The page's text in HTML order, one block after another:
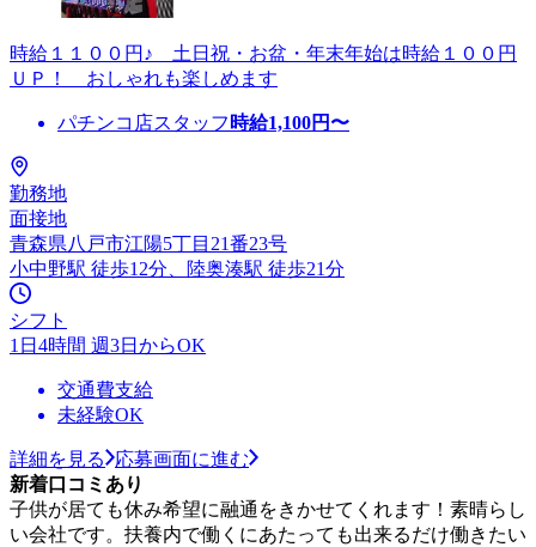
時給１１００円♪ 土日祝・お盆・年末年始は時給１００円
ＵＰ！ おしゃれも楽しめます
パチンコ店スタッフ 時給1,100円〜
勤務地
面接地
青森県八戸市江陽5丁目21番23号
小中野駅 徒歩12分、陸奥湊駅 徒歩21分
シフト
1日4時間 週3日からOK
交通費支給
未経験OK
詳細を見る
応募画面に進む
新着口コミあり
子供が居ても休み希望に融通をきかせてくれます！素晴らし
い会社です。扶養内で働くにあたっても出来るだけ働きたい